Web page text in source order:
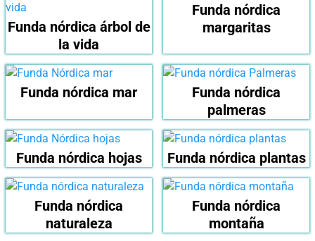
Funda nórdica árbol de
la vida
Funda nórdica
margaritas
Funda nórdica mar
Funda nórdica
palmeras
Funda nórdica hojas Funda nórdica plantas
Funda nórdica
naturaleza
Funda nórdica
montaña